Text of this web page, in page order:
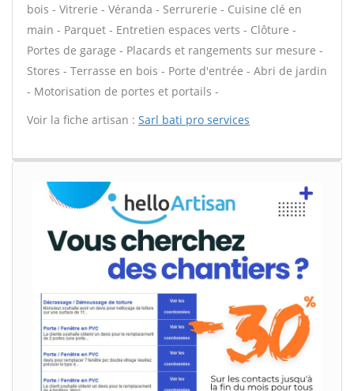
bois - Vitrerie - Véranda - Serrurerie - Cuisine clé en
main - Parquet - Entretien espaces verts - Clôture -
Portes de garage - Placards et rangements sur mesure -
Stores - Terrasse en bois - Porte d'entrée - Abri de jardin
- Motorisation de portes et portails -
Voir la fiche artisan : Sarl bati pro services